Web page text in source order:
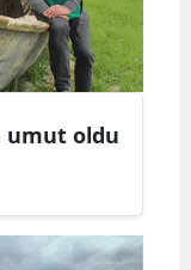
umut oldu